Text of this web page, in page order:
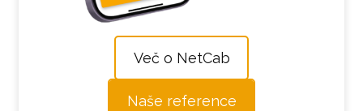
Več o NetCab
Naše reference